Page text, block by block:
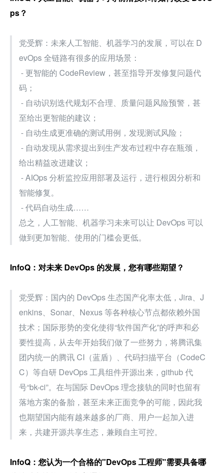
ps？
党受辉：未来人工智能、机器学习的发展，可以在 D
evOps 全链路有很多的应用场景：
码；
至给出更智能的建议；
- 自动生成更准确的测试用例，发现测试风险；
给出精益改进建议；
智能修复。
- 代码自动生成……
总之，人工智能、机器学习未来可以让 DevOps 可以
做到更加智能、使用的门槛会更低。
InfoQ：对未来 DevOps 的发展，您有哪些期望？
党受辉：国内的 DevOps 生态国产化率太低，Jira、J
enkins、Sonar、Nexus 等各种核心节点都依赖外国
技术；国际形势的变化使得“软件国产化”的呼声和必
要性提高，从去年开始我们做了一些努力，将腾讯集
团内统一的腾讯 CI（蓝盾）、代码扫描平台（CodeC
C）等自研 DevOps 工具组件开源出来，github 代
号“bk-ci”。在与国际 DevOps 理念接轨的同时也留有
落地方案的备胎，甚至未来正面竞争的可能，因此我
也期望国内能有越来越多的厂商、用户一起加入进
来，共建开源共享生态，兼顾自主可控。
InfoQ：您认为一个合格的"DevOps 工程师"需要具备哪